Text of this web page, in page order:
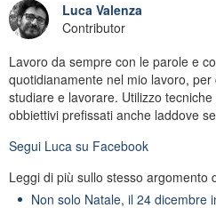
Luca Valenza
Contributor
Lavoro da sempre con le parole e
quotidianamente nel mio lavoro,
studiare e lavorare. Utilizzo
obbiettivi prefissati anche laddove
Segui Luca su Facebook
Leggi di più sullo stesso argomento
Non solo Natale, il 24 dicembre